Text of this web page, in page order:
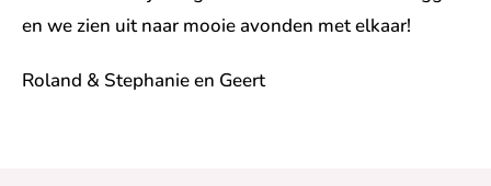
en we zien uit naar mooie avonden met elkaar!
Roland & Stephanie en Geert